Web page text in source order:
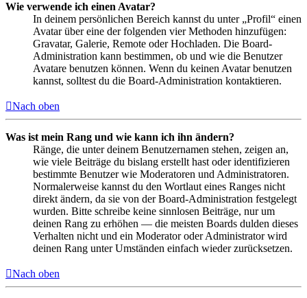
Wie verwende ich einen Avatar?
In deinem persönlichen Bereich kannst du unter „Profil“ einen
Avatar über eine der folgenden vier Methoden hinzufügen:
Gravatar, Galerie, Remote oder Hochladen. Die Board-
Administration kann bestimmen, ob und wie die Benutzer
Avatare benutzen können. Wenn du keinen Avatar benutzen
kannst, solltest du die Board-Administration kontaktieren.
Nach oben
Was ist mein Rang und wie kann ich ihn ändern?
Ränge, die unter deinem Benutzernamen stehen, zeigen an,
wie viele Beiträge du bislang erstellt hast oder identifizieren
bestimmte Benutzer wie Moderatoren und Administratoren.
Normalerweise kannst du den Wortlaut eines Ranges nicht
direkt ändern, da sie von der Board-Administration festgelegt
wurden. Bitte schreibe keine sinnlosen Beiträge, nur um
deinen Rang zu erhöhen — die meisten Boards dulden dieses
Verhalten nicht und ein Moderator oder Administrator wird
deinen Rang unter Umständen einfach wieder zurücksetzen.
Nach oben